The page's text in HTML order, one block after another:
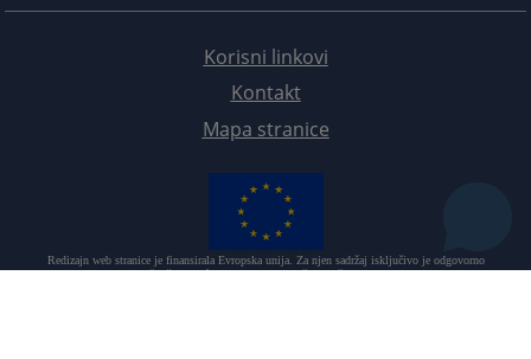
Korisni linkovi
Kontakt
Mapa stranice
Redizajn web stranice je finansirala Evropska unija. Za njen sadržaj isključivo je odgovorno